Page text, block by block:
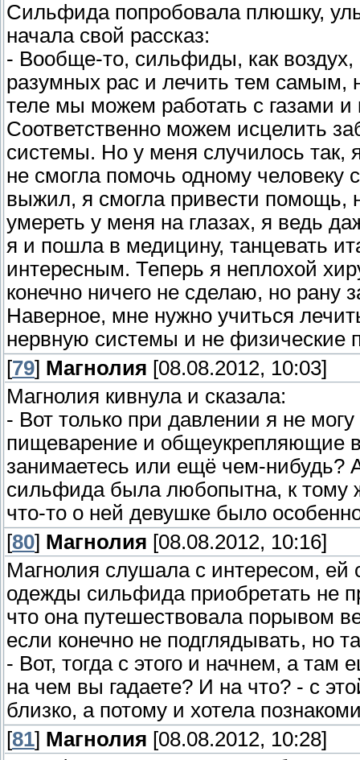
Сильфида попробовала плюшку,
начала свой рассказ:
- Вообще-то, сильфиды, как воздух,
разумных рас и лечить тем самым,
теле мы можем работать с газами и
Соответственно можем исцелить
системы. Но у меня случилось так,
не смогла помочь одному человеку
выжил, я смогла привести помощь,
умереть у меня на глазах, я ведь
я и пошла в медицину, танцевать
интересным. Теперь я неплохой
конечно ничего не сделаю, но рану
Наверное, мне нужно учиться
нервную системы и не
[79] Магнолия [08.08.2012, 10:03]
Магнолия кивнула и сказала:
- Вот только при давлении я не
пищеварение и общеукрепляющие
занимаетесь или ещё чем-нибудь?
сильфида была любопытна, к тому
что-то о ней девушке было
[80] Магнолия [08.08.2012, 10:16]
Магнолия слушала с интересом, ей
одежды сильфида приобретать не
что она путешествовала порывом
если конечно не подглядывать, но
- Вот, тогда с этого и начнем, а там
на чем вы гадаете? И на что? - с
близко, а потому и хотела
[81] Магнолия [08.08.2012, 10:28]